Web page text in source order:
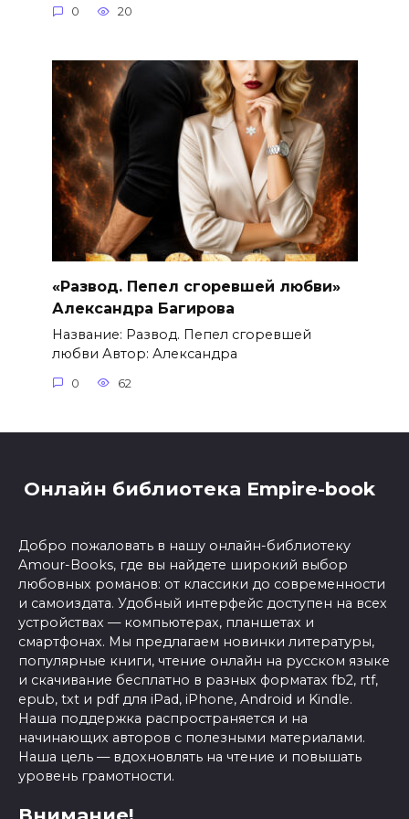
0 20
«Развод. Пепел сгоревшей любви»
Александра Багирова
Название: Развод. Пепел сгоревшей
любви Автор: Александра
0 62
Онлайн библиотека Empire-book
Добро пожаловать в нашу онлайн-библиотеку
Amour-Books, где вы найдете широкий выбор
любовных романов: от классики до современности
и самоиздата. Удобный интерфейс доступен на всех
устройствах — компьютерах, планшетах и
смартфонах. Мы предлагаем новинки литературы,
популярные книги, чтение онлайн на русском языке
и скачивание бесплатно в разных форматах fb2, rtf,
epub, txt и pdf для iPad, iPhone, Android и Kindle.
Наша поддержка распространяется и на
начинающих авторов с полезными материалами.
Наша цель — вдохновлять на чтение и повышать
уровень грамотности.